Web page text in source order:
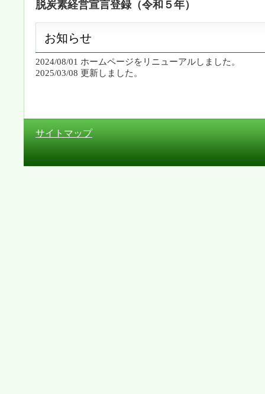
脱炭素経営宣言登録（令和５年）
お知らせ
2024/08/01 ホームページをリニューアルしました。
2025/03/08 更新しました。
サイトマップ